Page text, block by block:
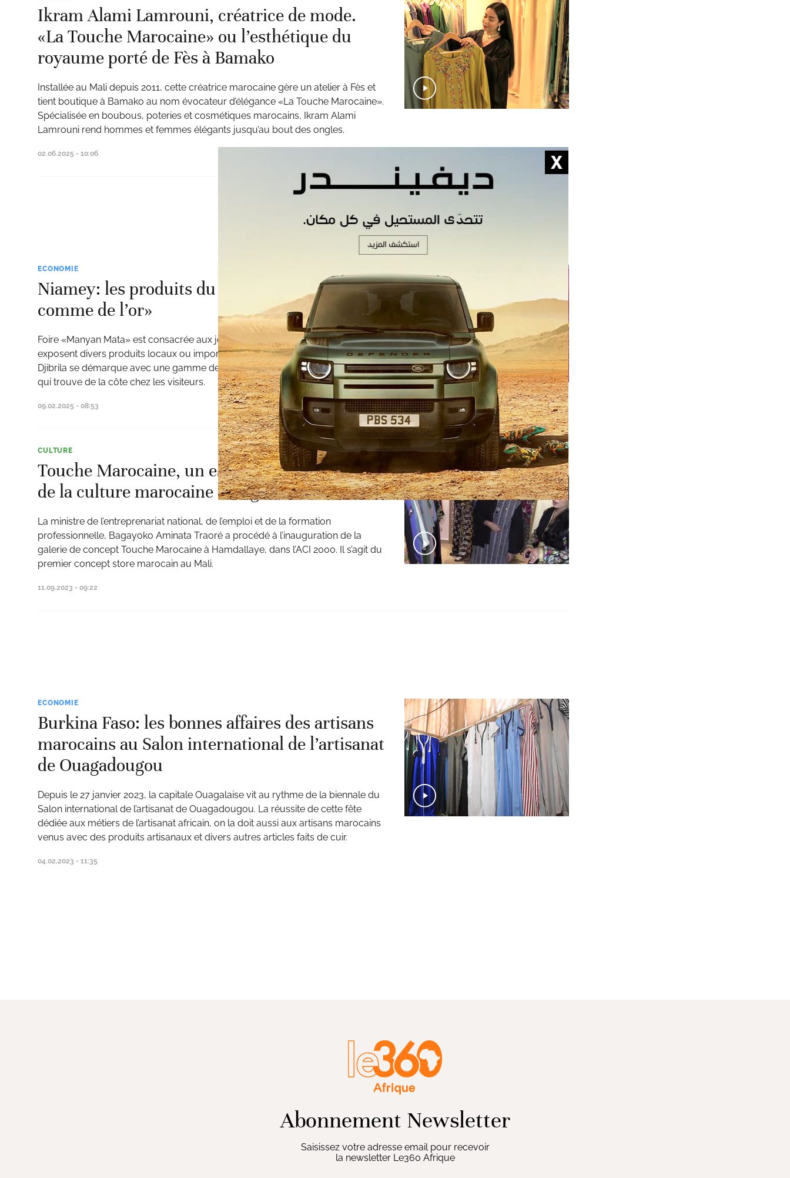
Ikram Alami Lamrouni, créatrice de mode.
«La Touche Marocaine» ou l’esthétique du
royaume porté de Fès à Bamako
Installée au Mali depuis 2011, cette créatrice marocaine gère un atelier à Fès et
tient boutique à Bamako au nom évocateur d’élégance «La Touche Marocaine».
Spécialisée en boubous, poteries et cosmétiques marocains, Ikram Alami
Lamrouni rend hommes et femmes élégants jusqu’au bout des ongles.
02.06.2025 - 10:06
ECONOMIE
Niamey: les produits du Maroc «brillent
comme de l’or»
Foire «Manyan Mata» est consacrée aux jeunes entrepreneurs nigériens qui
exposent divers produits locaux ou importés d’autres pays africains. Samira
Djibrila se démarque avec une gamme de plusieurs produits venus du Maroc
qui trouve de la côte chez les visiteurs.
09.02.2025 - 08:53
CULTURE
Touche Marocaine, un espace de valorisation
de la culture marocaine inauguré au Mali
La ministre de l’entreprenariat national, de l’emploi et de la formation
professionnelle, Bagayoko Aminata Traoré a procédé à l’inauguration de la
galerie de concept Touche Marocaine à Hamdallaye, dans l’ACI 2000. Il s’agit du
premier concept store marocain au Mali.
11.09.2023 - 09:22
ECONOMIE
Burkina Faso: les bonnes affaires des artisans
marocains au Salon international de l’artisanat
de Ouagadougou
Depuis le 27 janvier 2023, la capitale Ouagalaise vit au rythme de la biennale du
Salon international de l’artisanat de Ouagadougou. La réussite de cette fête
dédiée aux métiers de l’artisanat africain, on la doit aussi aux artisans marocains
venus avec des produits artisanaux et divers autres articles faits de cuir.
04.02.2023 - 11:35
Abonnement Newsletter
Saisissez votre adresse email pour recevoir
la newsletter Le360 Afrique